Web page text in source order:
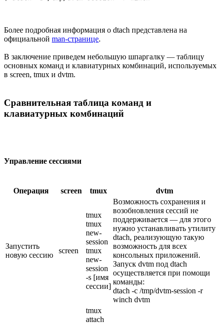
Более подробная информация о dtach представлена на
официальной man-странице.
В заключение приведем небольшую шпаргалку — таблицу
основных команд и клавиатурных комбинаций, используемых
в screen, tmux и dvtm.
Сравнительная таблица команд и
клавиатурных комбинаций
Управление сессиями
Операция screen tmux dvtm
Запустить
новую сессию
screen
tmux
tmux
new-
session
tmux
new-
session
-s [имя
сессии]
Возможность сохранения и
возобновления сессий не
поддерживается — для этого
нужно устанавливать утилиту
dtach, реализующую такую
возможность для всех
консольных приложений.
Запуск dvtm под dtach
осуществляется при помощи
команды:
dtach -c /tmp/dvtm-session -r
winch dvtm
tmux
attach